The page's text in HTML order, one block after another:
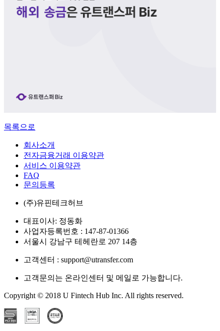
목록으로
회사소개
전자금융거래 이용약관
서비스 이용약관
FAQ
문의등록
(주)유핀테크허브
대표이사: 정동화
사업자등록번호 : 147-87-01366
서울시 강남구 테헤란로 207 14층
고객센터 : support@utransfer.com
고객문의는 온라인센터 및 메일로 가능합니다.
Copyright © 2018 U Fintech Hub Inc. All rights reserved.